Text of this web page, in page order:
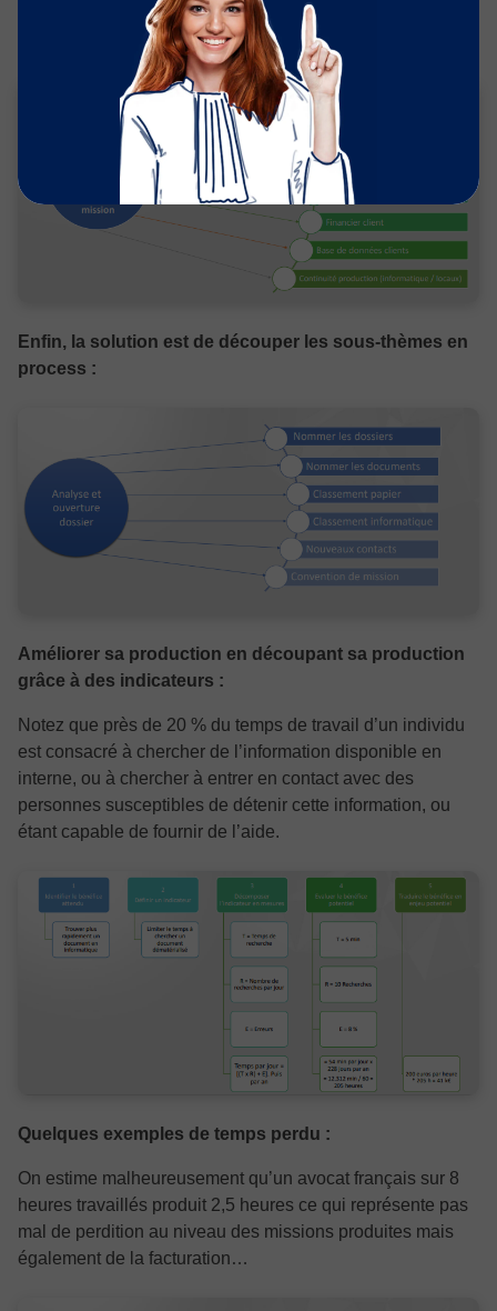
Ensuite, coupez à nouveau chaque thème en sous-
Enfin, la solution est de découper les sous-thèmes en
process :
Améliorer sa production en découpant sa production
grâce à des indicateurs :
Notez que près de 20 % du temps de travail d’un individu
est consacré à chercher de l’information disponible en
interne, ou à chercher à entrer en contact avec des
personnes susceptibles de détenir cette information, ou
étant capable de fournir de l’aide.
Quelques exemples de temps perdu :
On estime malheureusement qu’un avocat français sur 8
heures travaillés produit 2,5 heures ce qui représente pas
mal de perdition au niveau des missions produites mais
également de la facturation…